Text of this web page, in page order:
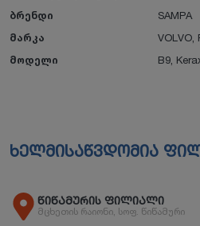
ბრენდი
SAMPA
მარკა
VOLVO
მოდელი
B9,
ხელმისაწვდომია
წიწამურის ფილიალი
მცხეთის რაიონი, სოფ. წიწამური